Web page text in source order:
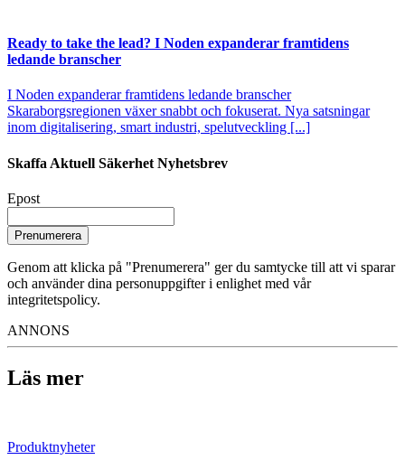
Ready to take the lead? I Noden expanderar framtidens
ledande branscher
I Noden expanderar framtidens ledande branscher
Skaraborgsregionen växer snabbt och fokuserat. Nya satsningar
inom digitalisering, smart industri, spelutveckling [...]
Skaffa Aktuell Säkerhet Nyhetsbrev
Epost
Prenumerera
Genom att klicka på "Prenumerera" ger du samtycke till att vi sparar
och använder dina personuppgifter i enlighet med vår
integritetspolicy.
ANNONS
Läs mer
Produktnyheter